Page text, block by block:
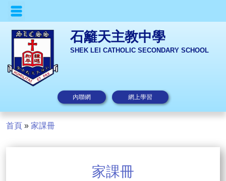
石籬天主教中學
SHEK LEI CATHOLIC SECONDARY SCHOOL
內聯網 網上學習
首頁 » 家課冊
家課冊